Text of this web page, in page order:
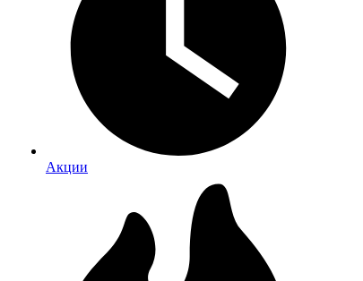
Акции